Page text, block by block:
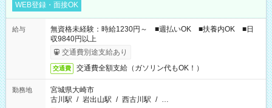
WEB登録・面接OK
給与
無資格未経験：時給1230円～ ■週払いOK ■扶養内OK ■日
収9840円以上
交通費別途支給あり
交通費 交通費全額支給（ガソリン代もOK！）
勤務地
宮城県大崎市
古川駅 / 岩出山駅 / 西古川駅 / …